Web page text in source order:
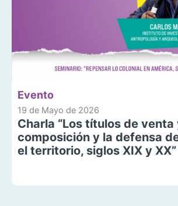
Evento
19 de Mayo de 2026
Charla “Los títulos de venta
composición y la defensa
el territorio, siglos XIX y XX”